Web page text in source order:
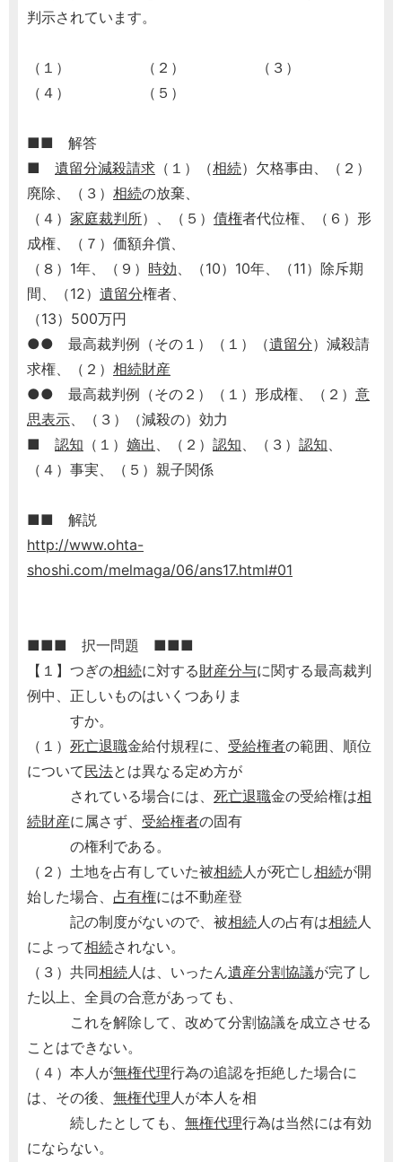
判示されています。
（１） （２） （３）
（４） （５）
■■ 解答
■ 遺留分減殺請求 （１）（相続）欠格事由、（２）
廃除、（３） 相続の放棄、
（４） 家庭裁判所）、（５） 債権者代位権、（６）形
成権、（７）価額弁償、
（８）1年、（９） 時効、（10）10年、（11）除斥期
間、（12） 遺留分権者、
（13）500万円
●● 最高裁判例（その１）（１）（遺留分）減殺請
求権、（２） 相続財産
●● 最高裁判例（その２）（１）形成権、（２） 意
思表示、（３）（減殺の）効力
■ 認知 （１） 嫡出 、（２） 認知、（３） 認知、
（４）事実、（５）親子関係
■■ 解説
http://www.ohta-
shoshi.com/melmaga/06/ans17.html#01
■■■ 択一問題 ■■■
【１】つぎの相続に対する財産分与に関する最高裁判
例中、正しいものはいくつありま
すか。
（１） 死亡退職金給付規程に、 受給権者の範囲、順位
について民法とは異なる定め方が
されている場合には、 死亡退職金の受給権は相
続財産に属さず、 受給権者の固有
の権利である。
（２）土地を占有していた被相続人が死亡し相続が開
始した場合、 占有権には不動産登
記の制度がないので、被相続人の占有は相続人
によって相続されない。
（３）共同相続人は、いったん遺産分割協議が完了し
た以上、全員の合意があっても、
これを解除して、改めて分割協議を成立させる
ことはできない。
（４）本人が無権代理行為の追認を拒絶した場合に
は、その後、 無権代理人が本人を相
続したとしても、 無権代理行為は当然には有効
にならない。